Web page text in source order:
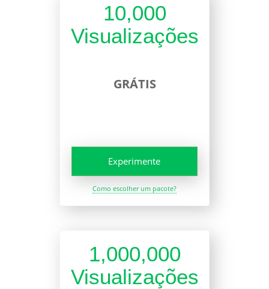
10,000
Visualizações
GRÁTIS
Experimente
Como escolher um pacote?
1,000,000
Visualizações